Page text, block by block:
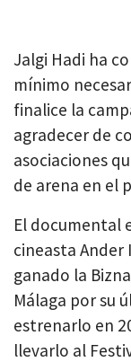
Jalgi Hadi ha
mínimo
finalice la
agradecer de
asociaciones
de arena en el
El documental
cineasta
ganado la
Málaga por su
estrenarlo en
llevarlo al